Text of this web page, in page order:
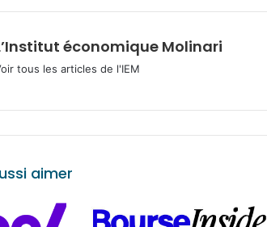
économique Molinari
tous les articles de l'IEM
aimer